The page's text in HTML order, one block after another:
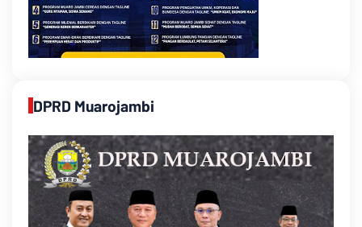
DPRD Muarojambi